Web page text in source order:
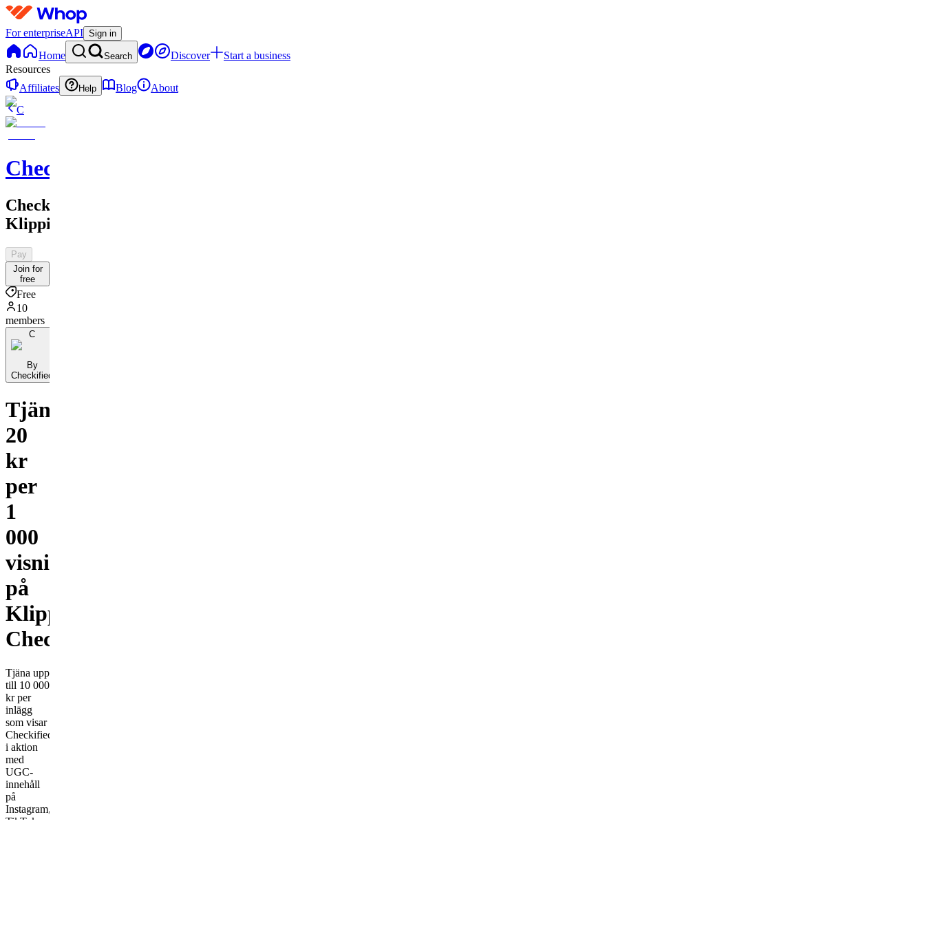
For enterpriseAPI Sign in
Home Search Discover
Start a business
Resources
Affiliates
Help Blog
About
C
Checkified
Checkified
Klipping
Pay
Join for
free
Free
10
members
C
By
Checkified
Tjäna
20
kr
per
1
000
visningar
på
Klipping
Checkified.se!
Tjäna upp
till 10 000
kr per
inlägg
som visar
Checkified.se
i aktion
med
UGC-
innehåll
på
Instagram,
TikTok